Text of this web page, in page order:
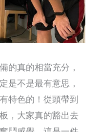
真的相當充分，
是不是最有意思，
特色的！從頭帶到
，大家真的豁出去